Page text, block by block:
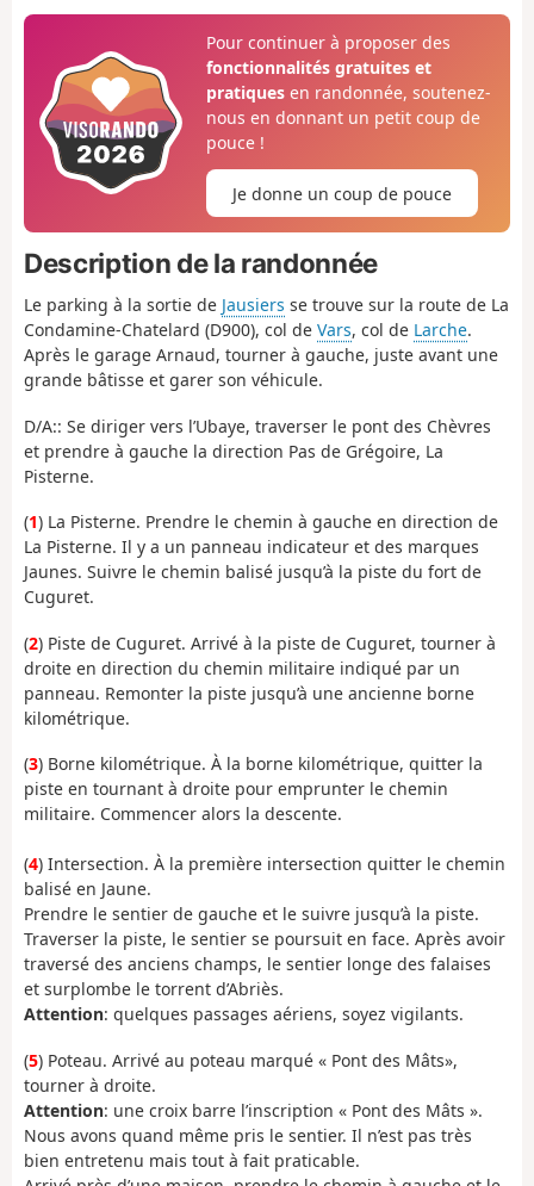
Pour continuer à proposer des
fonctionnalités gratuites et
pratiquesen randonnée, soutenez-
nous en donnant un petit coup de
pouce !
Je donne un coup de pouce
Description de la randonnée
Le parking à la sortie de Jausiers se trouve sur la route de La
Condamine-Chatelard (D900), col de Vars, col de Larche.
Après le garage Arnaud, tourner à gauche, juste avant une
grande bâtisse et garer son véhicule.
D/A:: Se diriger vers l’Ubaye, traverser le pont des Chèvres
et prendre à gauche la direction Pas de Grégoire, La
Pisterne.
(1) La Pisterne. Prendre le chemin à gauche en direction de
La Pisterne. Il y a un panneau indicateur et des marques
Jaunes. Suivre le chemin balisé jusqu’à la piste du fort de
Cuguret.
(2) Piste de Cuguret. Arrivé à la piste de Cuguret, tourner à
droite en direction du chemin militaire indiqué par un
panneau. Remonter la piste jusqu’à une ancienne borne
kilométrique.
(3) Borne kilométrique. À la borne kilométrique, quitter la
piste en tournant à droite pour emprunter le chemin
militaire. Commencer alors la descente.
(4) Intersection. À la première intersection quitter le chemin
balisé en Jaune.
Prendre le sentier de gauche et le suivre jusqu’à la piste.
Traverser la piste, le sentier se poursuit en face. Après avoir
traversé des anciens champs, le sentier longe des falaises
et surplombe le torrent d’Abriès.
Attention: quelques passages aériens, soyez vigilants.
(5) Poteau. Arrivé au poteau marqué « Pont des Mâts»,
tourner à droite.
Attention: une croix barre l’inscription « Pont des Mâts ».
Nous avons quand même pris le sentier. Il n’est pas très
bien entretenu mais tout à fait praticable.